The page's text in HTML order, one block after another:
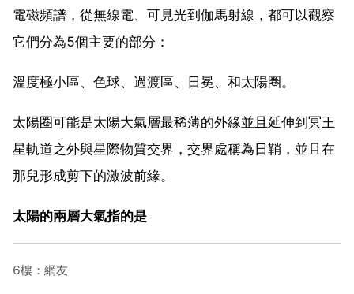
電磁頻譜，從無線電、可見光到伽馬射線，都可以觀察
它們分為5個主要的部分：
溫度極小區、色球、過渡區、日冕、和太陽圈。
太陽圈可能是太陽大氣層最稀薄的外緣並且延伸到冥王
星軌道之外與星際物質交界，交界處稱為日鞘，並且在
那兒形成剪下的激波前緣。
太陽的兩層大氣指的是
6樓：網友